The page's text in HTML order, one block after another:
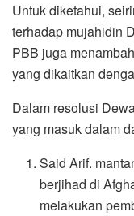
Untuk diketahui,
terhadap mujahidin
PBB juga
yang dikaitkan
Dalam resolusi
yang masuk dalam
Said Arif.
berjihad di
melakukan